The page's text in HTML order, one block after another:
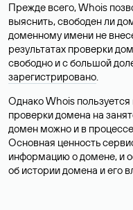
Прежде всего, Whois
выяснить, свободен ли
доменному имени не
результатах проверки
свободно и с большой
зарегистрировано.
Однако Whois
проверки домена на
домен можно и в
Основная ценность
информацию о домене, и
об истории домена и его